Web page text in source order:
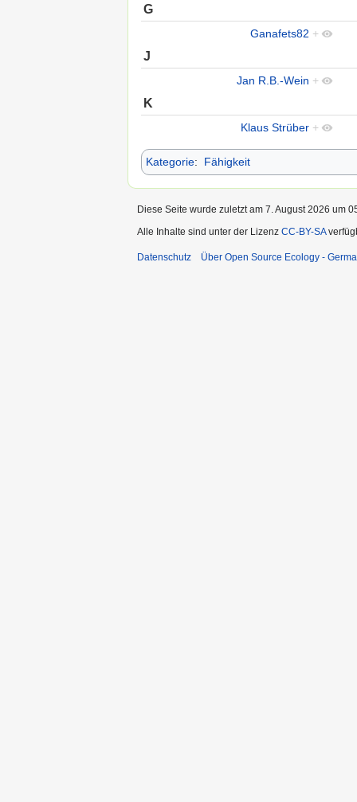
G
Ganafets82 +
J
Jan R.B.-Wein +
K
Klaus Strüber +
Kategorie: Fähigkeit
Diese Seite wurde zuletzt am 7. August 2026 um
Alle Inhalte sind unter der Lizenz CC-BY-SA
Datenschutz Über Open Source Ecology -